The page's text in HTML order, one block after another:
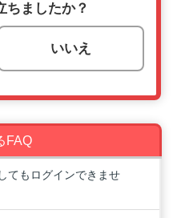
ちましたか？
いいえ
FAQ
てもログインできませ